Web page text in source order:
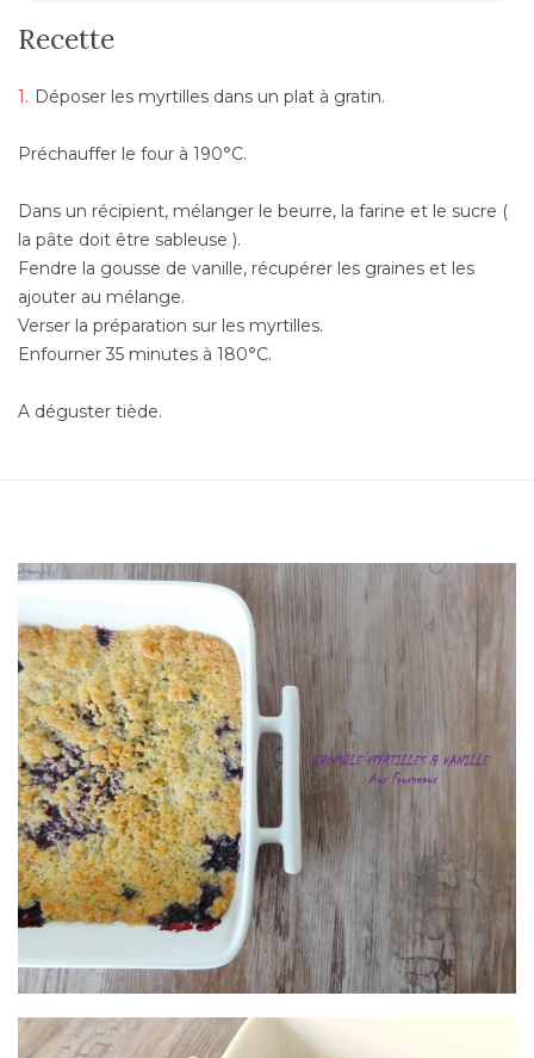
Recette
Déposer les myrtilles dans un plat à gratin.
Préchauffer le four à 190°C.
Dans un récipient, mélanger le beurre, la farine et le sucre (
la pâte doit être sableuse ).
Fendre la gousse de vanille, récupérer les graines et les
ajouter au mélange.
Verser la préparation sur les myrtilles.
Enfourner 35 minutes à 180°C.
A déguster tiède.